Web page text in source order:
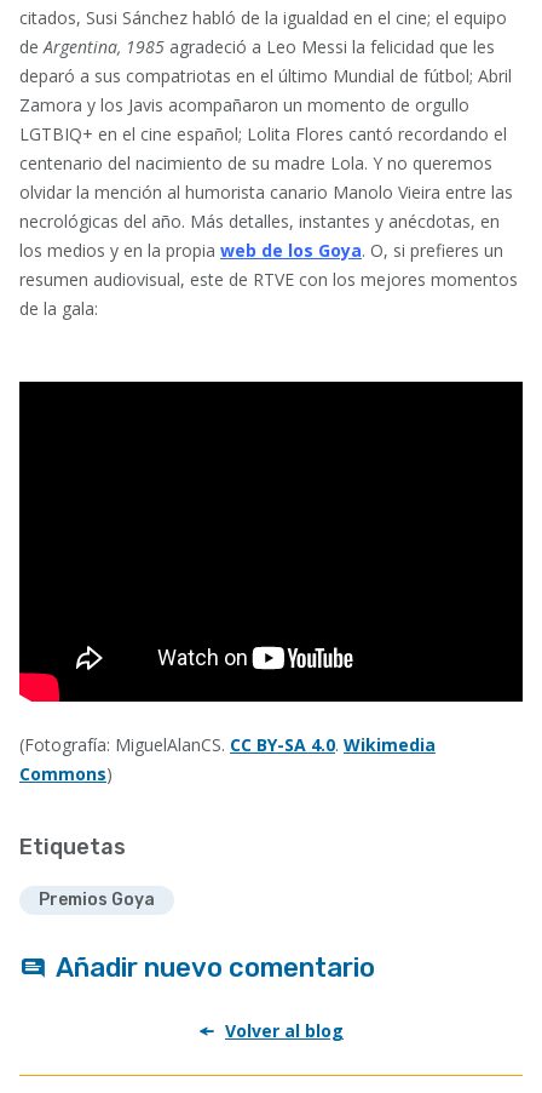
citados, Susi Sánchez habló de la igualdad en el cine; el equipo
deArgentina, 1985 agradeció a Leo Messi la felicidad que les
deparó a sus compatriotas en el último Mundial de fútbol; Abril
Zamora y los Javis acompañaron un momento de orgullo
LGTBIQ+ en el cine español; Lolita Flores cantó recordando el
centenario del nacimiento de su madre Lola. Y no queremos
olvidar la mención al humorista canario Manolo Vieira entre las
necrológicas del año. Más detalles, instantes y anécdotas, en
los medios y en la propia web de los Goya. O, si prefieres un
resumen audiovisual, este de RTVE con los mejores momentos
de la gala:
(Fotografía: MiguelAlanCS. CC BY-SA 4.0. Wikimedia
Commons)
Etiquetas
Premios Goya
Añadir nuevo comentario
Volver al blog